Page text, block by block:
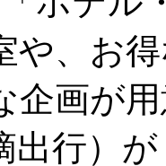
や、お
企画が
出行）